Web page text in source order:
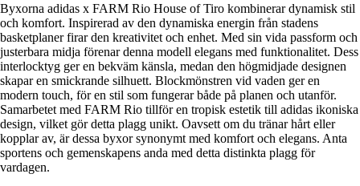
Byxorna adidas x FARM Rio House of Tiro kombinerar dynamisk stil
och komfort. Inspirerad av den dynamiska energin från stadens
basketplaner firar den kreativitet och enhet. Med sin vida passform och
justerbara midja förenar denna modell elegans med funktionalitet. Dess
interlocktyg ger en bekväm känsla, medan den högmidjade designen
skapar en smickrande silhuett. Blockmönstren vid vaden ger en
modern touch, för en stil som fungerar både på planen och utanför.
Samarbetet med FARM Rio tillför en tropisk estetik till adidas ikoniska
design, vilket gör detta plagg unikt. Oavsett om du tränar hårt eller
kopplar av, är dessa byxor synonymt med komfort och elegans. Anta
sportens och gemenskapens anda med detta distinkta plagg för
vardagen.